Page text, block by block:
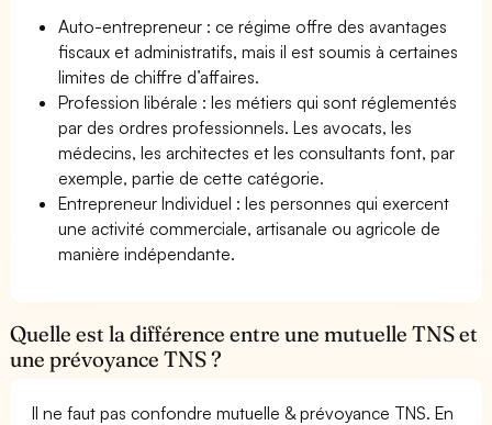
Auto-entrepreneur : ce régime offre des avantages
fiscaux et administratifs, mais il est soumis à certaines
limites de chiffre d’affaires.
Profession libérale : les métiers qui sont réglementés
par des ordres professionnels. Les avocats, les
médecins, les architectes et les consultants font, par
exemple, partie de cette catégorie.
Entrepreneur Individuel : les personnes qui exercent
une activité commerciale, artisanale ou agricole de
manière indépendante.
Quelle est la différence entre une mutuelle TNS et
une prévoyance TNS ?
Il ne faut pas confondre mutuelle & prévoyance TNS. En